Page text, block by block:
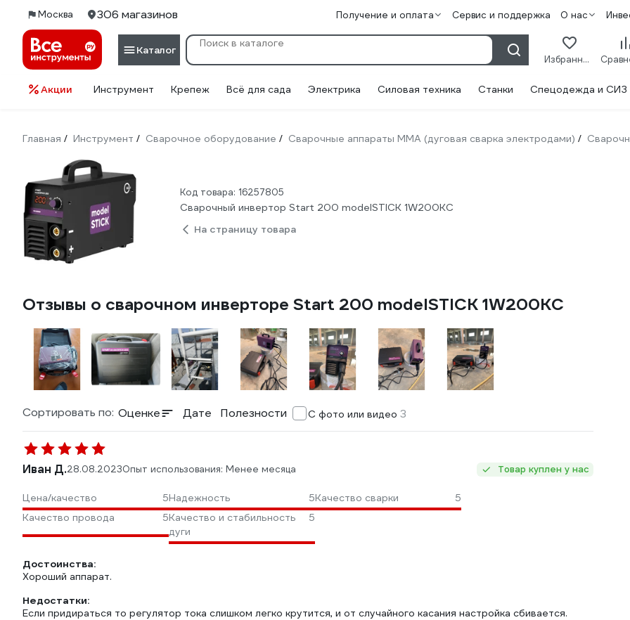
Москва 306 магазинов Получение и оплата Сервис и поддержка О нас
Каталог
Избранное
Акции Инструмент Крепеж Всё для сада Электрика Силовая техника Станки Спецодежда и СИЗ
Главная / Инструмент / Сварочное оборудование / Сварочные аппараты ММА (дуговая сварка электродами) /
Код товара: 16257805
Сварочный инвертор Start 200 modelSTICK 1W200KC
На страницу товара
Отзывы о сварочном инверторе Start 200 modelSTICK 1W200KC
Сортировать по: Оценке Дате Полезности С фото или видео 3
Иван Д.28.08.2023Опыт использования: Менее месяца Товар куплен у нас
Цена/качество 5Надежность 5Качество сварки
5
Качество провода
5Качество и стабильность
дуги
5
Достоинства:
Хороший аппарат.
Недостатки:
Если придираться то регулятор тока слишком легко крутится, и от случайного касания настройка сбивается.